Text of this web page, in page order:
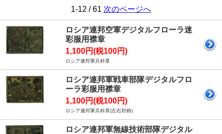
1-12 / 61 次のページへ
ロシア連邦空軍デジタルフローラ迷
彩服用襟章
1,100円(税100円)
ロシア連邦軍兵科章
ロシア連邦軍戦車部隊デジタルフロ
ーラ彩服用襟章
1,100円(税100円)
ロシア連邦軍兵科章(左右対称)
ロシア連邦軍無線技術部隊デジタル